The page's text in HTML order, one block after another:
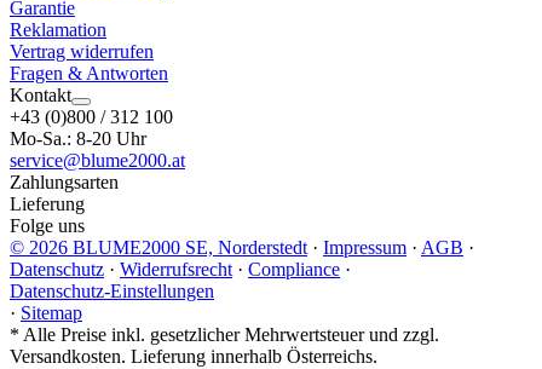
Garantie
Reklamation
Vertrag widerrufen
Fragen & Antworten
Kontakt
+43 (0)800 / 312 100
Mo-Sa.: 8-20 Uhr
service@blume2000.at
Zahlungsarten
Lieferung
Folge uns
© 2026 BLUME2000 SE, Norderstedt · Impressum · AGB ·
Datenschutz · Widerrufsrecht · Compliance ·
Datenschutz-Einstellungen
· Sitemap
* Alle Preise inkl. gesetzlicher Mehrwertsteuer und zzgl.
Versandkosten. Lieferung innerhalb Österreichs.